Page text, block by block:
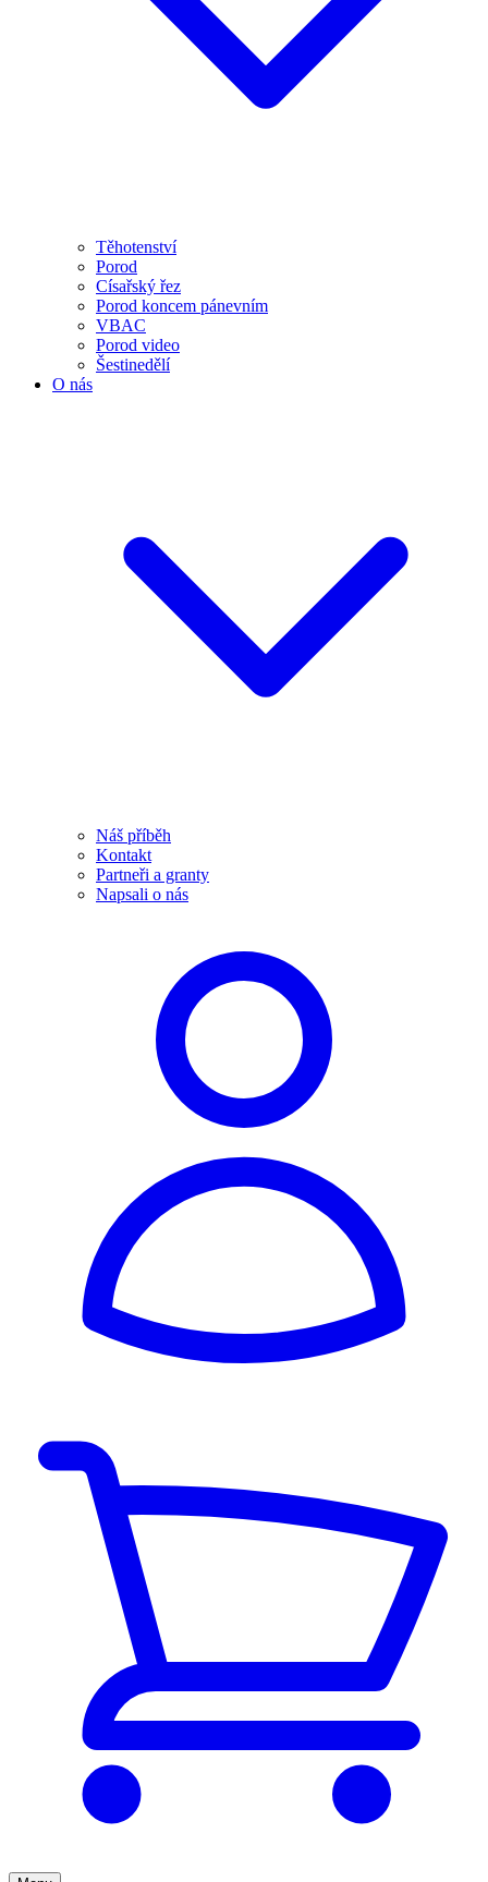
Těhotenství
Porod
Císařský řez
Porod koncem pánevním
VBAC
Porod video
Šestinedělí
O nás
Náš příběh
Kontakt
Partneři a granty
Napsali o nás